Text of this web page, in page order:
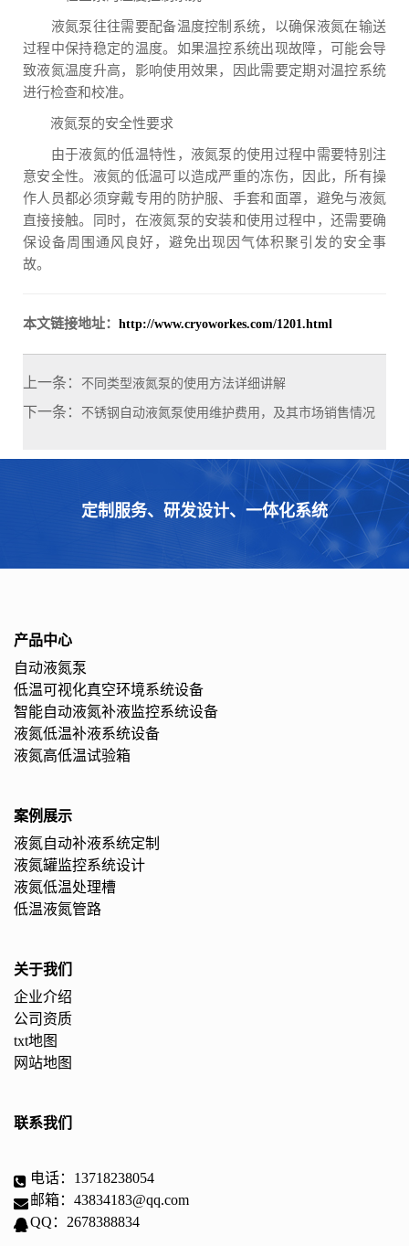
液氮泵往往需要配备温度控制系统，以确保液氮在输送
过程中保持稳定的温度。如果温控系统出现故障，可能会导
致液氮温度升高，影响使用效果，因此需要定期对温控系统
进行检查和校准。
液氮泵的安全性要求
由于液氮的低温特性，液氮泵的使用过程中需要特别注
意安全性。液氮的低温可以造成严重的冻伤，因此，所有操
作人员都必须穿戴专用的防护服、手套和面罩，避免与液氮
直接接触。同时，在液氮泵的安装和使用过程中，还需要确
保设备周围通风良好，避免出现因气体积聚引发的安全事
故。
本文链接地址： http://www.cryoworkes.com/1201.html
上一条： 不同类型液氮泵的使用方法详细讲解
下一条： 不锈钢自动液氮泵使用维护费用，及其市场销售情况
定制服务、研发设计、一体化系统
产品中心
自动液氮泵
低温可视化真空环境系统设备
智能自动液氮补液监控系统设备
液氮低温补液系统设备
液氮高低温试验箱
案例展示
液氮自动补液系统定制
液氮罐监控系统设计
液氮低温处理槽
低温液氮管路
关于我们
企业介绍
公司资质
txt地图
网站地图
联系我们
电话：13718238054
邮箱：43834183@qq.com
QQ：2678388834